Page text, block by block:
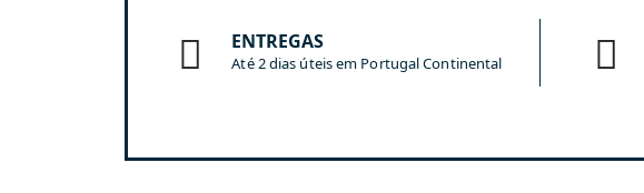
ENTREGAS
Até 2 dias úteis em Portugal Continental